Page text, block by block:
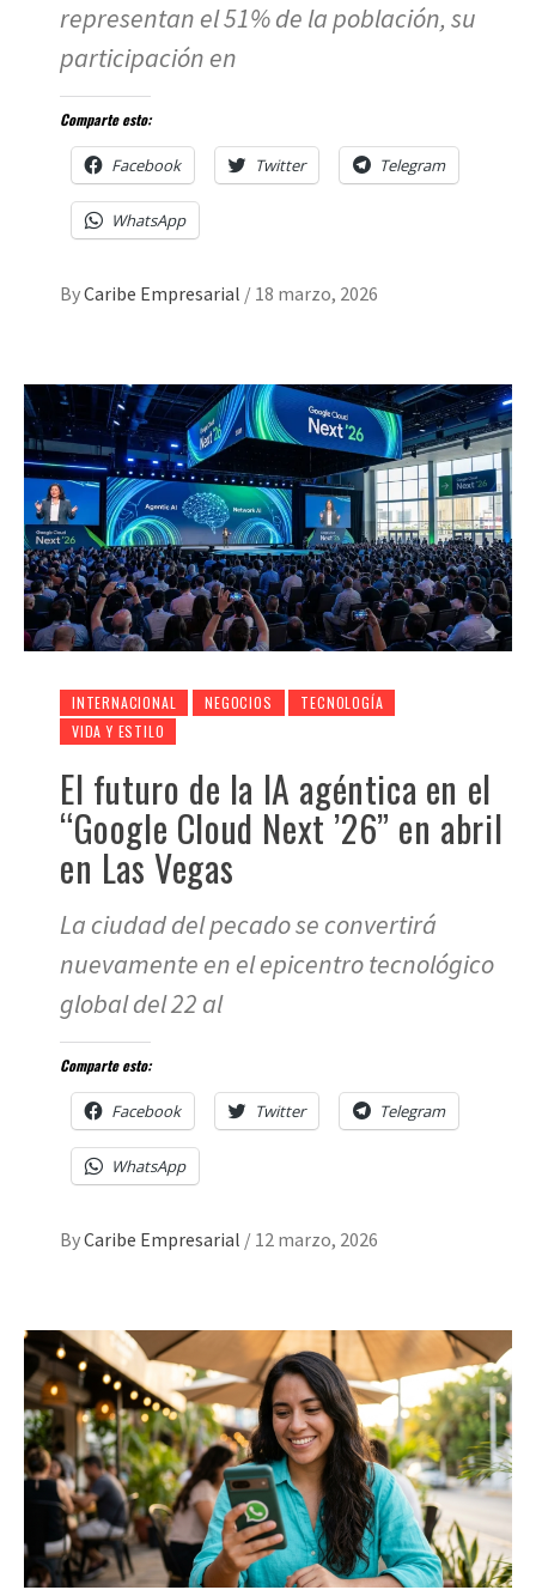
representan el 51% de la población, su
participación en
Comparte esto:
Facebook Twitter Telegram
WhatsApp
ByCaribe Empresarial / 18 marzo, 2026
INTERNACIONAL NEGOCIOS
TECNOLOGÍA
VIDA Y ESTILO
El futuro de la IA agéntica en el
“Google Cloud Next ’26” en abril
en Las Vegas
La ciudad del pecado se convertirá
nuevamente en el epicentro tecnológico
global del 22 al
Comparte esto:
Facebook Twitter Telegram
WhatsApp
ByCaribe Empresarial / 12 marzo, 2026